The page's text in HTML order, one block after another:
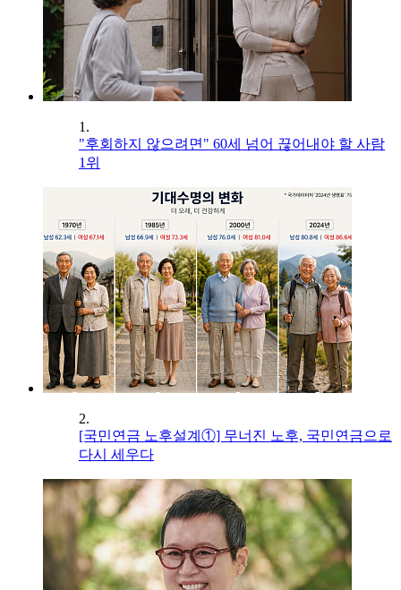
1.
"후회하지 않으려면" 60세 넘어 끊어내야 할 사람
1위
2.
[국민연금 노후설계①] 무너진 노후, 국민연금으로
다시 세우다